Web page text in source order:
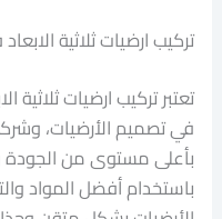
تركيب ارضيات ثلاثية
تعتبر تركيب ارضيات
في تصميم الأرضيات،
بأعلى مستوى من الجودة
باستخدام أفضل المواد